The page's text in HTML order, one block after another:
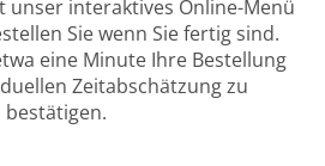
unser interaktives Online-Menü
Sie wenn Sie fertig sind.
eine Minute Ihre Bestellung
Zeitabschätzung zu
bestätigen.